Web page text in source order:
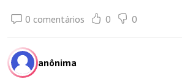
0 comentários 0 0
anônima